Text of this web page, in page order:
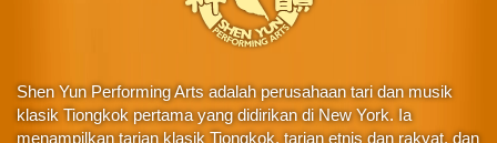
Shen Yun Performing Arts adalah perusahaan tari dan musik
klasik Tiongkok pertama yang didirikan di New York. Ia
menampilkan tarian klasik Tiongkok, tarian etnis dan rakyat, dan